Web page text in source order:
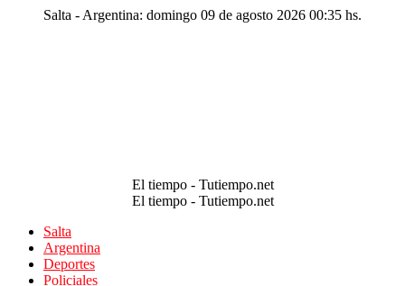
Salta - Argentina: domingo 09 de agosto 2026 00:35 hs.
El tiempo - Tutiempo.net
El tiempo - Tutiempo.net
Salta
Argentina
Deportes
Policiales